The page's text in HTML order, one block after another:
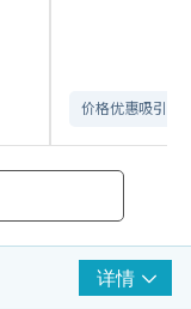
价格优惠吸引
详情